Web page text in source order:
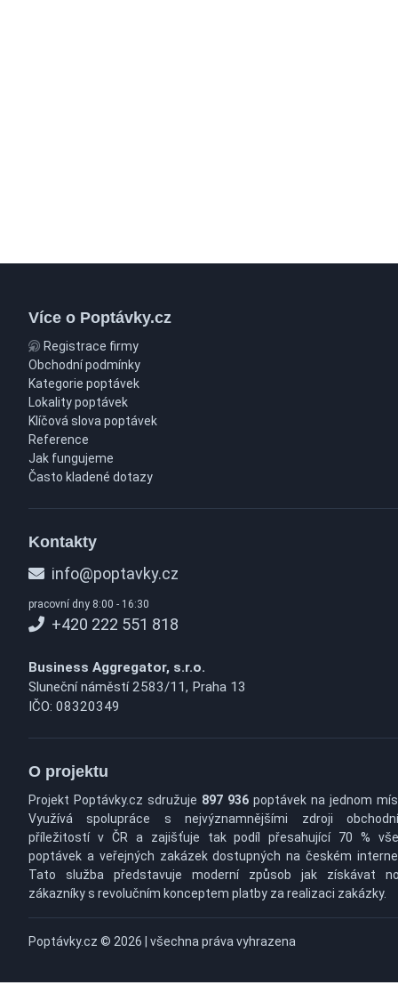
Více o Poptávky.cz
Registrace firmy
Obchodní podmínky
Kategorie poptávek
Lokality poptávek
Klíčová slova poptávek
Reference
Jak fungujeme
Často kladené dotazy
Kontakty
info@poptavky.cz
pracovní dny 8:00 - 16:30
+420 222 551 818
Business Aggregator, s.r.o.
Sluneční náměstí 2583/11, Praha 13
IČO: 08320349
O projektu
Projekt Poptávky.cz sdružuje 897 936 poptávek na jednom
Využívá spolupráce s nejvýznamnějšími zdroji
příležitostí v ČR a zajišťuje tak podíl přesahující 70 %
poptávek a veřejných zakázek dostupných na českém
Tato služba představuje moderní způsob jak získávat
zákazníky s revolučním konceptem platby za realizaci zakázky.
Poptávky.cz © 2026 | všechna práva vyhrazena